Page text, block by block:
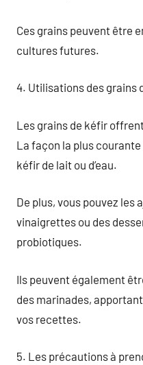
Ces grains peuvent être
cultures futures.
4. Utilisations des grains
Les grains de kéfir
La façon la plus
kéfir de lait ou d’eau.
De plus, vous pouvez les
vinaigrettes ou des
probiotiques.
Ils peuvent également
des marinades,
vos recettes.
5. Les précautions à